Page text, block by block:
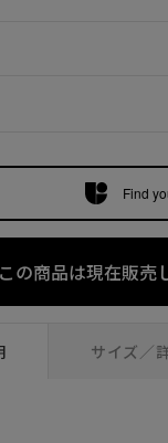
Find
この商品は現在販売
サイズ／